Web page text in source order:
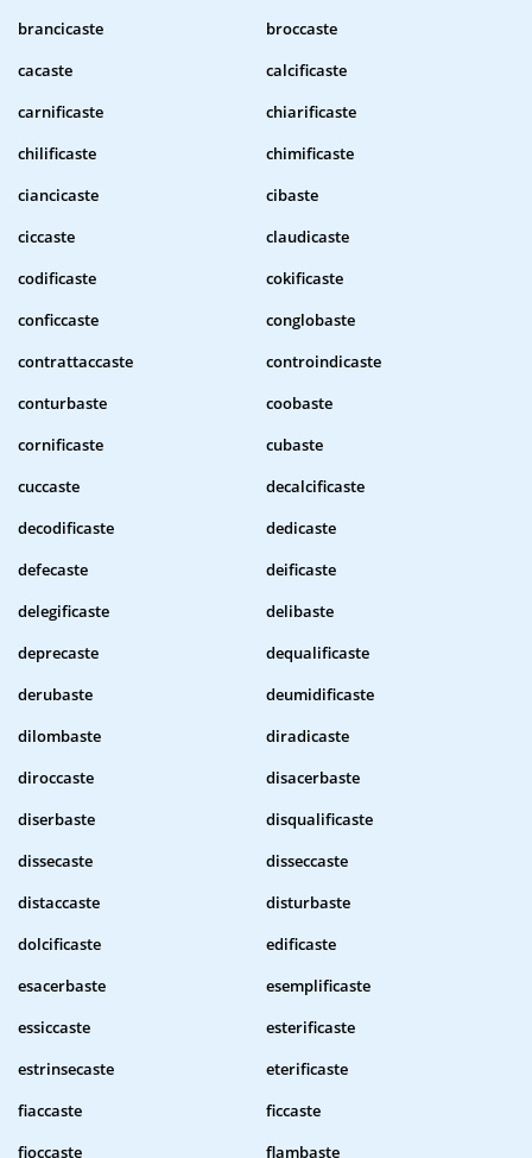
brancicaste
broccaste
cacaste
calcificaste
carnificaste
chiarificaste
chilificaste
chimificaste
ciancicaste
cibaste
ciccaste
claudicaste
codificaste
cokificaste
conficcaste
conglobaste
contrattaccaste
controindicaste
conturbaste
coobaste
cornificaste
cubaste
cuccaste
decalcificaste
decodificaste
dedicaste
defecaste
deificaste
delegificaste
delibaste
deprecaste
dequalificaste
derubaste
deumidificaste
dilombaste
diradicaste
diroccaste
disacerbaste
diserbaste
disqualificaste
dissecaste
disseccaste
distaccaste
disturbaste
dolcificaste
edificaste
esacerbaste
esemplificaste
essiccaste
esterificaste
estrinsecaste
eterificaste
fiaccaste
ficcaste
fioccaste
flambaste